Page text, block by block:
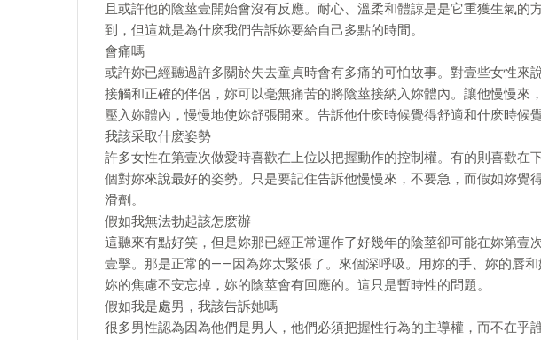
且或許他的陰莖壹開始會沒有反應。耐心、溫柔和體諒是是它重獲生氣的
到，但這就是為什麽我們告訴妳要給自己多點的時間。
會痛嗎
或許妳已經聽過許多關於失去童貞時會有多痛的可怕故事。對壹些女性來
接觸和正確的伴侶，妳可以毫無痛苦的將陰莖接納入妳體內。讓他慢慢來
壓入妳體內，慢慢地使妳舒張開來。告訴他什麽時候覺得舒適和什麽時候覺
我該采取什麽姿勢
許多女性在第壹次做愛時喜歡在上位以把握動作的控制權。有的則喜歡在
個對妳來說最好的姿勢。只是要記住告訴他慢慢來，不要急，而假如妳覺
滑劑。
假如我無法勃起該怎麽辦
這聽來有點好笑，但是妳那已經正常運作了好幾年的陰莖卻可能在妳第壹
壹擊。那是正常的——因為妳太緊張了。來個深呼吸。用妳的手、妳的唇
妳的焦慮不安忘掉，妳的陰莖會有回應的。這只是暫時性的問題。
假如我是處男，我該告訴她嗎
很多男性認為因為他們是男人，他們必須把握性行為的主導權，而不在乎